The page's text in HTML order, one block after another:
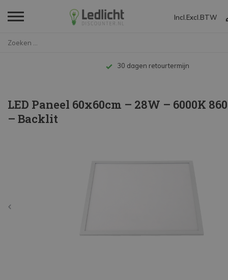
Incl. Excl. BTW
Tot 10 jaar garantie
LED Paneel 60x60cm – 28W – 6000K
– Backlit